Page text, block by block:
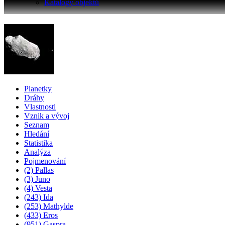
Katalogy objektů
Planetky
Dráhy
Vlastnosti
Vznik a vývoj
Seznam
Hledání
Statistika
Analýza
Pojmenování
(2) Pallas
(3) Juno
(4) Vesta
(243) Ida
(253) Mathylde
(433) Eros